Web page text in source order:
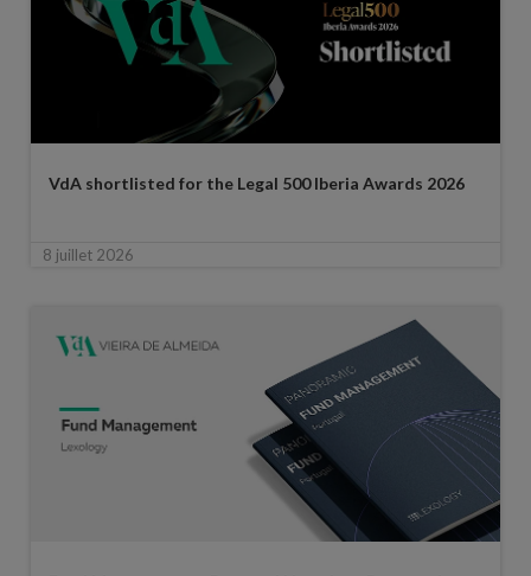
VdA shortlisted for the Legal 500 Iberia Awards 2026
8 juillet 2026